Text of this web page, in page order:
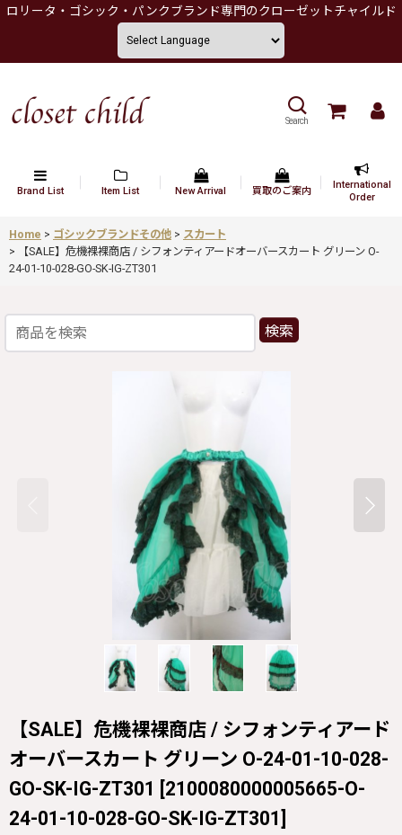
ロリータ・ゴシック・パンクブランド専門のクローゼットチャイルド
Search
Brand List Item List New Arrival 買取のご案内
International
Order
Home > ゴシックブランドその他 > スカート
>
【SALE】危機裸裸商店 / シフォンティアードオーバースカート グリーン O-
24-01-10-028-GO-SK-IG-ZT301
検索
【SALE】危機裸裸商店 / シフォンティアード
オーバースカート グリーン O-24-01-10-028-
GO-SK-IG-ZT301 [2100080000005665-O-
24-01-10-028-GO-SK-IG-ZT301]